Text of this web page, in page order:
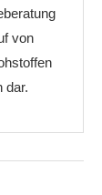
von
dar.